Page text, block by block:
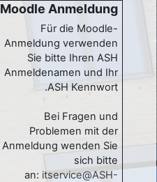
Moodle Anmeldung
Für die Moodle-
Anmeldung verwenden
Sie bitte Ihren ASH
Anmeldenamen und Ihr
ASH Kennwort.
Bei Fragen und
Problemen mit der
Anmeldung wenden Sie
sich bitte
an: itservice@ASH-